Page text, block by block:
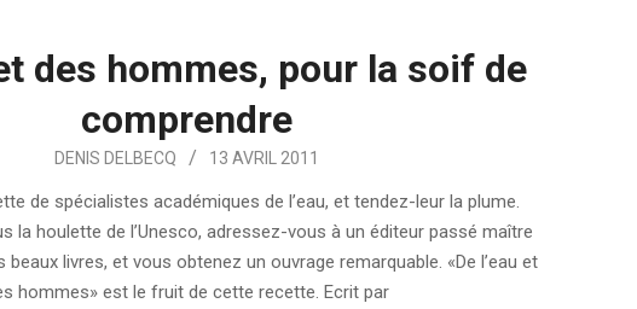
des hommes, pour la soif de
comprendre
DENIS DELBECQ 13 AVRIL 2011
de spécialistes académiques de l’eau, et tendez-leur la plume.
la houlette de l’Unesco, adressez-vous à un éditeur passé maître
beaux livres, et vous obtenez un ouvrage remarquable. «De l’eau et
hommes» est le fruit de cette recette. Ecrit par